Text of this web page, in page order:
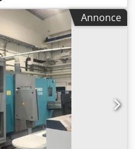
Annonce